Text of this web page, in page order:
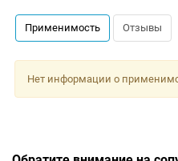
Применимость Отзывы
Нет информации о